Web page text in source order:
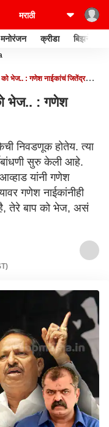
मनोरंजन क्रीडा बिझनेस
को भेज.. : गणेश नाईकांचं जितेंद्र
भेज.. : गणेश
निवडणूक होतेय. त्या
सुरु केली आहे.
यांनी गणेश
गणेश नाईकांनीही
तेरे बाप को भेज, असं